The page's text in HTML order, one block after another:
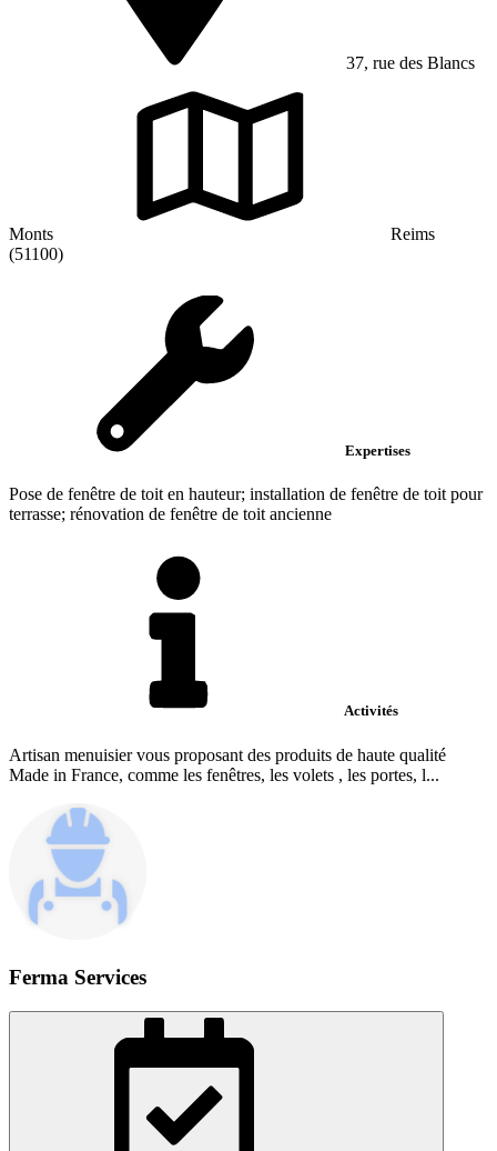
37, rue des Blancs
Monts
Reims
(51100)
Expertises
Pose de fenêtre de toit en hauteur; installation de fenêtre de toit pour
terrasse; rénovation de fenêtre de toit ancienne
Activités
Artisan menuisier vous proposant des produits de haute qualité
Made in France, comme les fenêtres, les volets , les portes, l...
Ferma Services